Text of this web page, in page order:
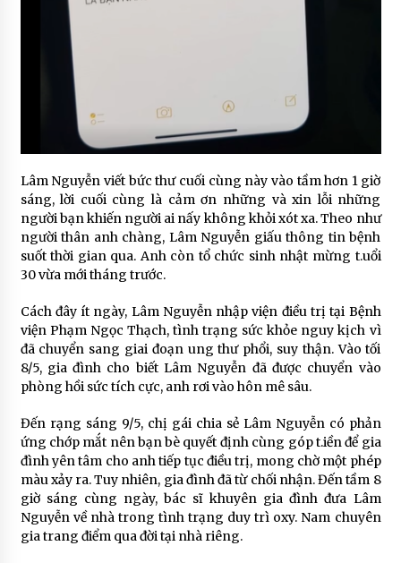
Lâm Nguyễn viết bức thư cuối cùng này vào tầm hơn 1 giờ
sáng, lời cuối cùng là cảm ơn những và xin lỗi những
người bạn khiến người ai nấy không khỏi xót xa. Theo như
người thân anh chàng, Lâm Nguyễn giấu thông tin bệnh
suốt thời gian qua. Anh còn tổ chức sinh nhật mừng t.uổi
30 vừa mới tháng trước.
Cách đây ít ngày, Lâm Nguyễn nhập viện điều trị tại Bệnh
viện Phạm Ngọc Thạch, tình trạng sức khỏe nguy kịch vì
đã chuyển sang giai đoạn ung thư phổi, suy thận. Vào tối
8/5, gia đình cho biết Lâm Nguyễn đã được chuyển vào
phòng hồi sức tích cực, anh rơi vào hôn mê sâu.
Đến rạng sáng 9/5, chị gái chia sẻ Lâm Nguyễn có phản
ứng chớp mắt nên bạn bè quyết định cùng góp t.iền để gia
đình yên tâm cho anh tiếp tục điều trị, mong chờ một phép
màu xảy ra. Tuy nhiên, gia đình đã từ chối nhận. Đến tầm 8
giờ sáng cùng ngày, bác sĩ khuyên gia đình đưa Lâm
Nguyễn về nhà trong tình trạng duy trì oxy. Nam chuyên
gia trang điểm qua đời tại nhà riêng.